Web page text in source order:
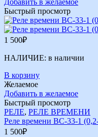
Добавить в желаемое
Быстрый просмотр
1 500₽
НАЛИЧИЕ: в наличии
В корзину
Желаемое
Добавить в желаемое
Быстрый просмотр
РЕЛЕ, РЕЛЕ ВРЕМЕНИ
Реле времени ВС-33-1
1 500₽